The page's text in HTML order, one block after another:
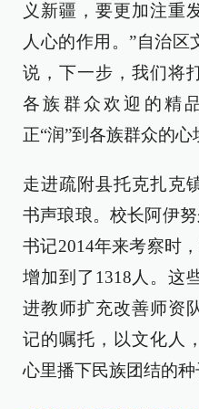
义新疆，要更加注重
人心的作用。”自治区
说，下一步，我们将
各族群众欢迎的精
正“润”到各族群众的心
走进疏附县托克扎克
书声琅琅。校长阿伊
书记2014年来考察时
增加到了1318人。这
进教师扩充改善师资
记的嘱托，以文化人
心里播下民族团结的种